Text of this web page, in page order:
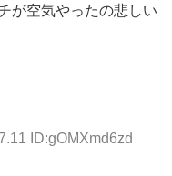
が空気やったの悲しい
ID:gOMXmd6zd